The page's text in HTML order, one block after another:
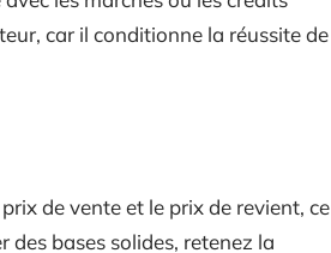
car il conditionne la réussite de
de vente et le prix de revient, ce
des bases solides, retenez la